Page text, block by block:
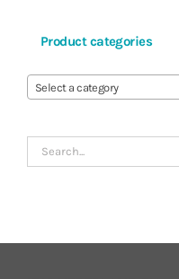
Product categories
Select a category